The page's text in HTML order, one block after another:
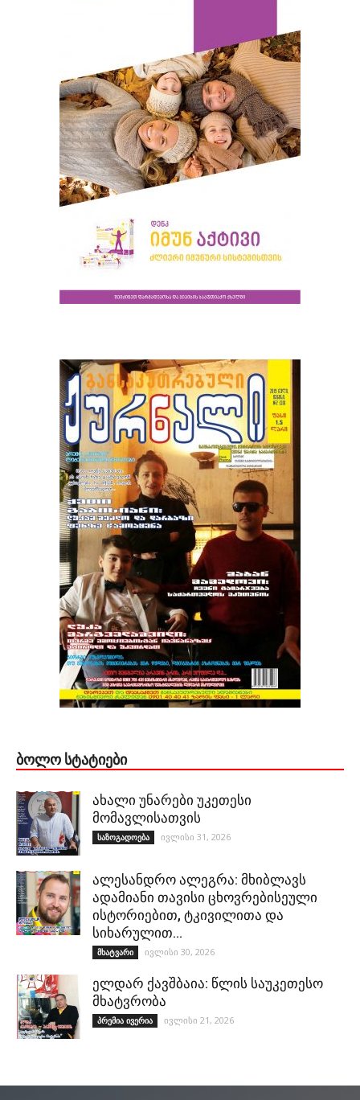
ᲑᲝᲚᲝ ᲡᲢᲐᲢᲘᲔᲑᲘ
ახალი უნარები უკეთესი
მომავლისათვის
საზოგადოება ივლისი 31, 2026
ალესანდრო ალეგრა: მხიბლავს
ადამიანი თავისი ცხოვრებისეული
ისტორიებით, ტკივილითა და
სიხარულით…
მხატვარი ივლისი 30, 2026
ელდარ ქავშბაია: წლის საუკეთესო
მხატვრობა
პრემია ივერია ივლისი 21, 2026